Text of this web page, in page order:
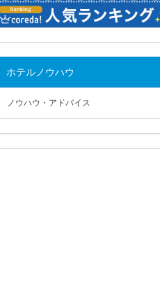
ホテルノウハウ
ノウハウ・アドバイス